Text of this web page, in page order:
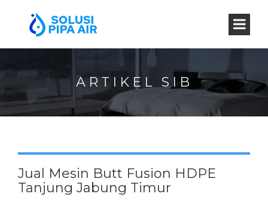
ARTIKEL SIB
Jual Mesin Butt Fusion HDPE
Tanjung Jabung Timur